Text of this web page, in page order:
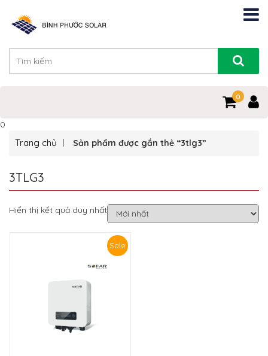
0
0
Trang chủ Sản phẩm được gắn thẻ “3tlg3”
3TLG3
Hiển thị kết quả duy nhất
Sale